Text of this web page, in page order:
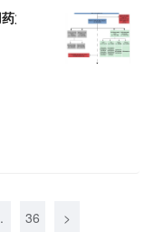
药竟暗藏风险？近67万
36 >